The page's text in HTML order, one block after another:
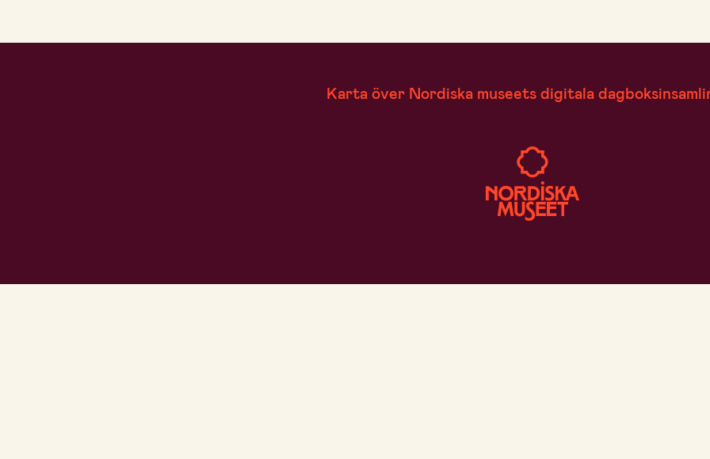
Karta över Nordiska museets digitala